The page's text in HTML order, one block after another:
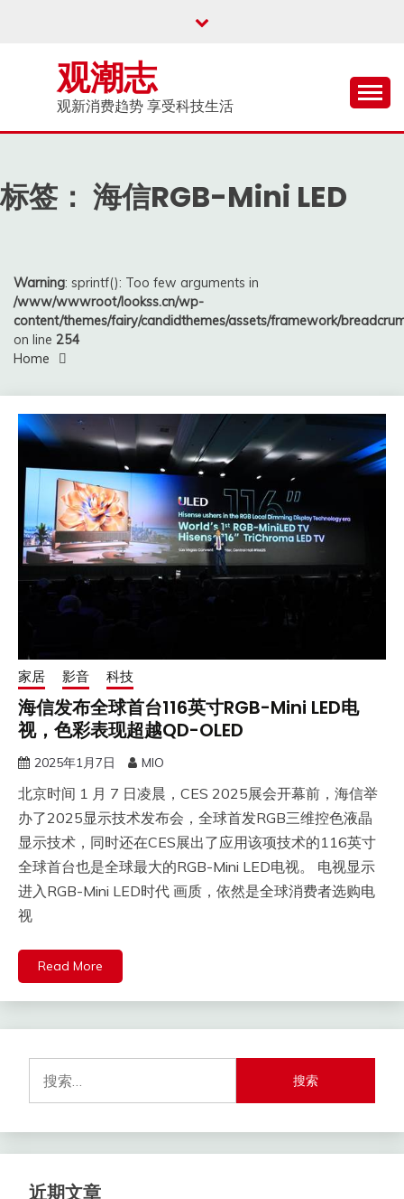
观潮志
观新消费趋势 享受科技生活
标签： 海信RGB-Mini LED
Warning: sprintf(): Too few arguments in
/www/wwwroot/lookss.cn/wp-
content/themes/fairy/candidthemes/assets/framework/
on line 254
Home
家居 影音 科技
海信发布全球首台116英寸RGB-Mini LED电
视，色彩表现超越QD-OLED
2025年1月7日 MIO
​北京时间 1 月 7 日凌晨，CES 2025展会开幕前，海信举
办了2025显示技术发布会，全球首发RGB三维控色液晶
显示技术，同时还在CES展出了应用该项技术的116英寸
全球首台也是全球最大的RGB-Mini LED电视。 电视显示
进入RGB-Mini LED时代 画质，依然是全球消费者选购电
视
Read More
索：
近期文章